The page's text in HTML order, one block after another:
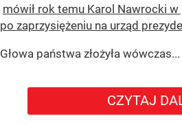
mówił rok temu Karol Nawrocki
po zaprzysiężeniu na urząd
Głowa państwa złożyła wówczas...
CZYTAJ